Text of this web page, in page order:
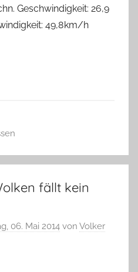
Geschwindigkeit: 26,9
49,8 km/h
fällt kein
06. Mai 2014 von Volker